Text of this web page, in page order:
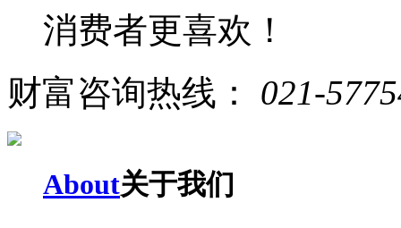
消费者更喜欢！
财富咨询热线：
021-
About关于我们